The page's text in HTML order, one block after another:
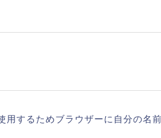
用するためブラウザーに自分の名